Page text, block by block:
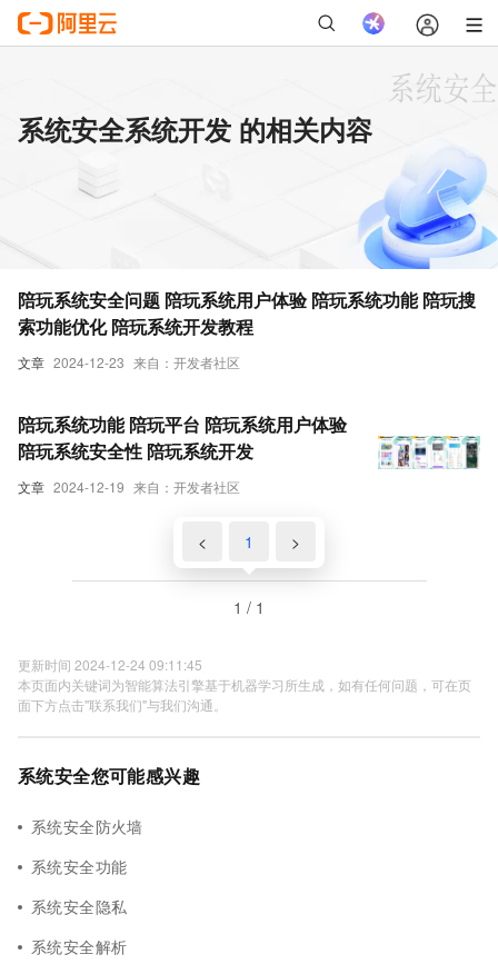
系统安全系统开发 的相关内容
文章 2024-12-23 来自：开发者社区
陪玩系统安全问题 陪玩系统用户体验 陪玩系统功能 陪玩搜
索功能优化 陪玩系统开发教程
文章 2024-12-19 来自：开发者社区
陪玩系统功能 陪玩平台 陪玩系统用户体验
陪玩系统安全性 陪玩系统开发
< 1 >
1 / 1
更新时间 2024-12-24 09:11:45
本页面内关键词为智能算法引擎基于机器学习所生成，如有任何问题，可在页
面下方点击"联系我们"与我们沟通。
系统安全您可能感兴趣
系统安全防火墙
系统安全功能
系统安全隐私
系统安全解析